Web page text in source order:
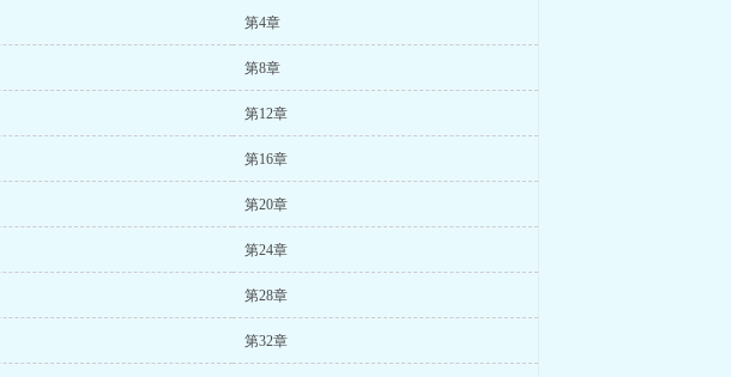
第4章
第8章
第12章
第16章
第20章
第24章
第28章
第32章